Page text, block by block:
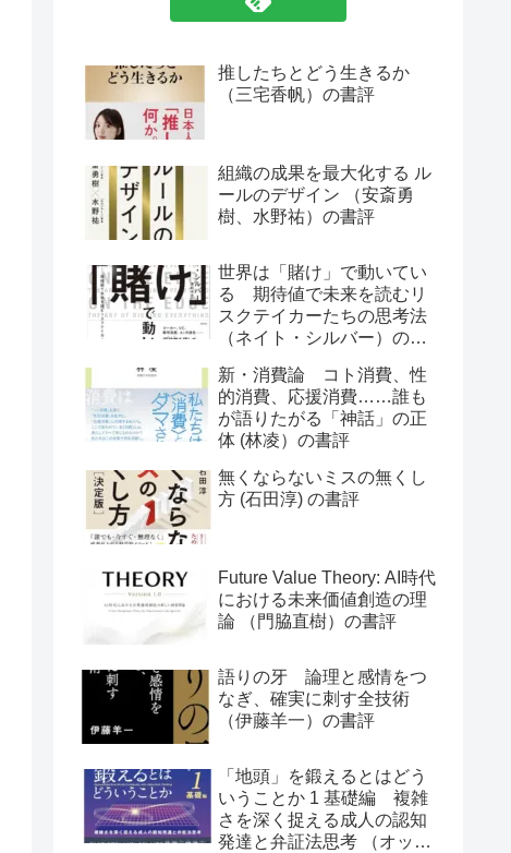
推したちとどう生きるか
（三宅香帆）の書評
組織の成果を最大化する ル
ールのデザイン （安斎勇
樹、水野祐）の書評
世界は「賭け」で動いてい
る 期待値で未来を読むリ
スクテイカーたちの思考法
（ネイト・シルバー）の書
新・消費論 コト消費、性
的消費、応援消費……誰も
が語りたがる「神話」の正
体 (林凌）の書評
無くならないミスの無くし
方 (石田淳) の書評
Future Value Theory: AI時代
における未来価値創造の理
論 （門脇直樹）の書評
語りの牙 論理と感情をつ
なぎ、確実に刺す全技術
（伊藤羊一）の書評
「地頭」を鍛えるとはどう
いうことか 1 基礎編 複雑
さを深く捉える成人の認知
発達と弁証法思考 （オット